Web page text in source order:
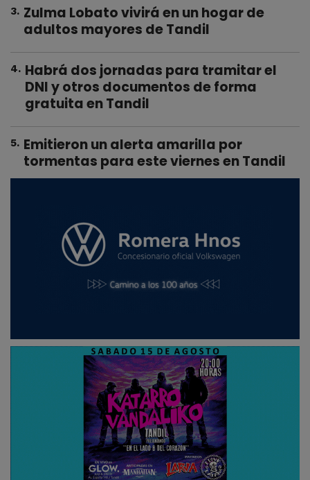
3. Zulma Lobato vivirá en un hogar de
adultos mayores de Tandil
4. Habrá dos jornadas para tramitar el
DNI y otros documentos de forma
gratuita en Tandil
5. Emitieron un alerta amarilla por
tormentas para este viernes en Tandil